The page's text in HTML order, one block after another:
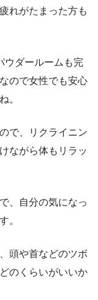
れがたまった方も
ウダールームも完
ので女性でも安心
。
で、リクライニン
ながら体もリラッ
、自分の気になっ
。
頭や首などのツボ
のくらいがいいか